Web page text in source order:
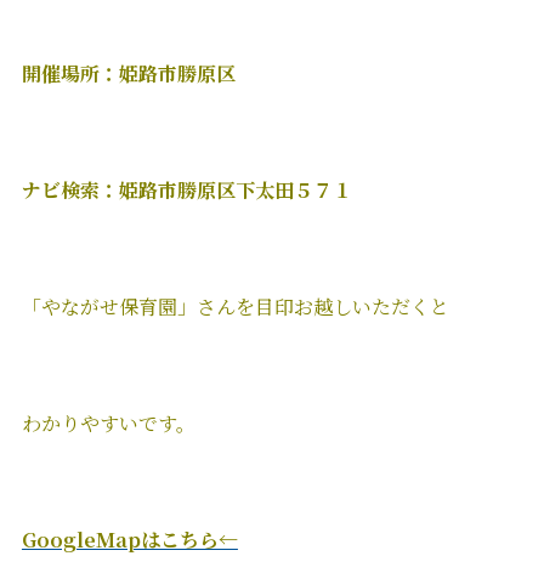
開催場所：姫路市勝原区
ナビ検索：姫路市勝原区下太田５７１
「やながせ保育園」さんを目印お越しいただくと
わかりやすいです。
GoogleMapはこちら←